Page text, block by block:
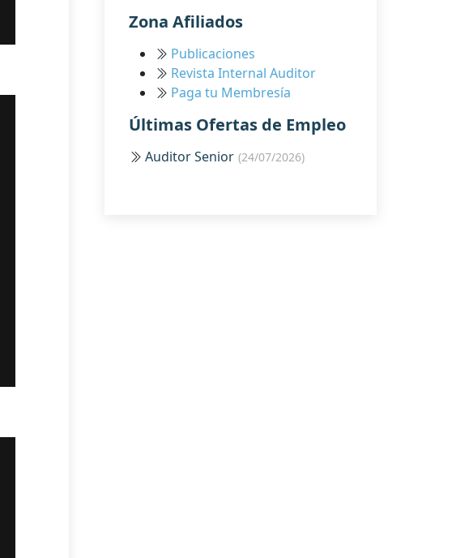
Zona Afiliados
Publicaciones
Revista Internal Auditor
Paga tu Membresía
Últimas Ofertas de Empleo
Auditor Senior (24/07/2026)